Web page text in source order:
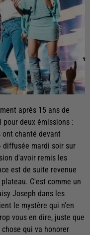
après 15 ans de
deux émissions :
ont chanté devant
diffusée mardi soir sur
d'avoir remis les
est de suite revenue
C'est comme un
Joseph dans les
le mystère qui n'en
vous en dire, juste que
qui va honorer